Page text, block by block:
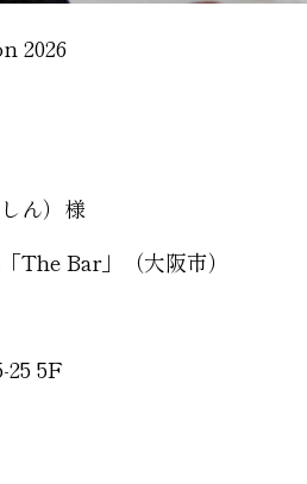
2026
ん）様
Bar」（大阪市）
5F